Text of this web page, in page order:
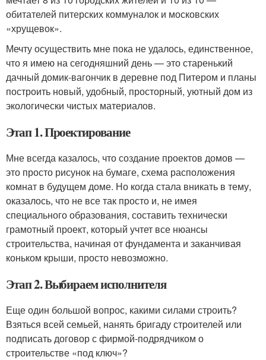
обитателей питерских коммуналок и московских
«хрущевок».
Мечту осуществить мне пока не удалось, единственное,
что я имею на сегодняшний день — это старенький
дачный домик-вагончик в деревне под Питером и планы
построить новый, удобный, просторный, уютный дом из
экологически чистых материалов.
Этап 1. Проектирование
Мне всегда казалось, что создание проектов домов —
это просто рисунок на бумаге, схема расположения
комнат в будущем доме. Но когда стала вникать в тему,
оказалось, что не все так просто и, не имея
специального образования, составить технически
грамотный проект, который учтет все нюансы
строительства, начиная от фундамента и заканчивая
коньком крыши, просто невозможно.
Этап 2. Выбираем исполнителя
Еще один большой вопрос, какими силами строить?
Взяться всей семьей, нанять бригаду строителей или
подписать договор с фирмой-подрядчиком о
строительстве «под ключ»?